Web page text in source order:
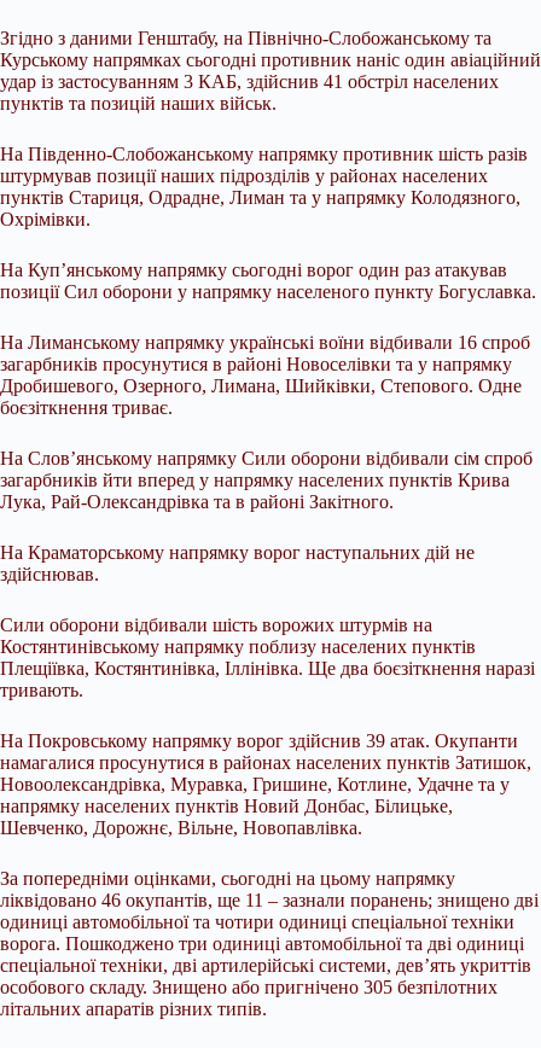
Згідно з даними Генштабу, на Північно-Слобожанському та
Курському напрямках сьогодні противник наніс один авіаційний
удар із застосуванням 3 КАБ, здійснив 41 обстріл населених
пунктів та позицій наших військ.
На Південно-Слобожанському напрямку противник шість разів
штурмував позиції наших підрозділів у районах населених
пунктів Стариця, Одрадне, Лиман та у напрямку Колодязного,
Охрімівки.
На Куп’янському напрямку сьогодні ворог один раз атакував
позиції Сил оборони у напрямку населеного пункту Богуславка.
На Лиманському напрямку українські воїни відбивали 16 спроб
загарбників просунутися в районі Новоселівки та у напрямку
Дробишевого, Озерного, Лимана, Шийківки, Степового. Одне
боєзіткнення триває.
На Слов’янському напрямку Сили оборони відбивали сім спроб
загарбників йти вперед у напрямку населених пунктів Крива
Лука, Рай-Олександрівка та в районі Закітного.
На Краматорському напрямку ворог наступальних дій не
здійснював.
Сили оборони відбивали шість ворожих штурмів на
Костянтинівському напрямку поблизу населених пунктів
Плещіївка, Костянтинівка, Іллінівка. Ще два боєзіткнення наразі
тривають.
На Покровському напрямку ворог здійснив 39 атак. Окупанти
намагалися просунутися в районах населених пунктів Затишок,
Новоолександрівка, Муравка, Гришине, Котлине, Удачне та у
напрямку населених пунктів Новий Донбас, Білицьке,
Шевченко, Дорожнє, Вільне, Новопавлівка.
За попередніми оцінками, сьогодні на цьому напрямку
ліквідовано 46 окупантів, ще 11 – зазнали поранень; знищено дві
одиниці автомобільної та чотири одиниці спеціальної техніки
ворога. Пошкоджено три одиниці автомобільної та дві одиниці
спеціальної техніки, дві артилерійські системи, дев’ять укриттів
особового складу. Знищено або пригнічено 305 безпілотних
літальних апаратів різних типів.